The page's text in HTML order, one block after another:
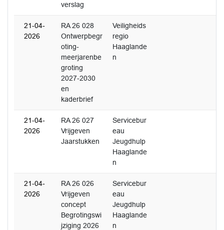
verslag
21-04-
2026
RA 26 028
Ontwerpbegr
oting-
meerjarenbe
groting
2027-2030
en
kaderbrief
Veiligheids
regio
Haaglande
n
21-04-
2026
RA 26 027
Vrijgeven
Jaarstukken
Servicebur
eau
Jeugdhulp
Haaglande
n
21-04-
2026
RA 26 026
Vrijgeven
concept
Begrotingswi
jziging 2026
Servicebur
eau
Jeugdhulp
Haaglande
n